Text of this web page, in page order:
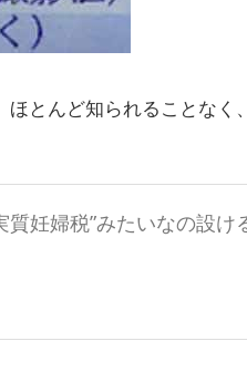
とんど知られることなく
妊婦税”みたいなの設け